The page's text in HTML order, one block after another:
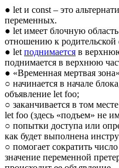
● let и const – это
переменных.
● let имеет блочную
отношению к
● let поднимается в
поднимается в верхнюю
● «Временная мертвая
○ начинается в начале
объявление let foo;
○ заканчивается в том
let foo (здесь «подъем» не
○ попытки доступа или
как будет выполнена
○ помогает сократить
значение переменной